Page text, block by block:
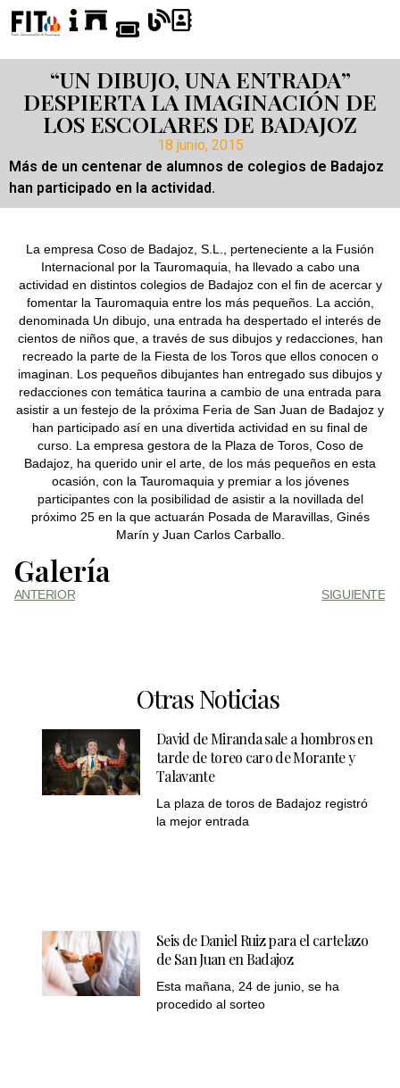
“UN DIBUJO, UNA ENTRADA”
DESPIERTA LA IMAGINACIÓN DE
LOS ESCOLARES DE BADAJOZ
18 junio, 2015
Más de un centenar de alumnos de colegios de Badajoz
han participado en la actividad.
La empresa Coso de Badajoz, S.L., perteneciente a la Fusión
Internacional por la Tauromaquia, ha llevado a cabo una
actividad en distintos colegios de Badajoz con el fin de acercar y
fomentar la Tauromaquia entre los más pequeños. La acción,
denominada Un dibujo, una entrada ha despertado el interés de
cientos de niños que, a través de sus dibujos y redacciones, han
recreado la parte de la Fiesta de los Toros que ellos conocen o
imaginan. Los pequeños dibujantes han entregado sus dibujos y
redacciones con temática taurina a cambio de una entrada para
asistir a un festejo de la próxima Feria de San Juan de Badajoz y
han participado así en una divertida actividad en su final de
curso. La empresa gestora de la Plaza de Toros, Coso de
Badajoz, ha querido unir el arte, de los más pequeños en esta
ocasión, con la Tauromaquia y premiar a los jóvenes
participantes con la posibilidad de asistir a la novillada del
próximo 25 en la que actuarán Posada de Maravillas, Ginés
Marín y Juan Carlos Carballo.
Galería
ANTERIOR SIGUIENTE
Otras Noticias
David de Miranda sale a hombros en
tarde de toreo caro de Morante y
Talavante
La plaza de toros de Badajoz registró
la mejor entrada
Seis de Daniel Ruiz para el cartelazo
de San Juan en Badajoz
Esta mañana, 24 de junio, se ha
procedido al sorteo